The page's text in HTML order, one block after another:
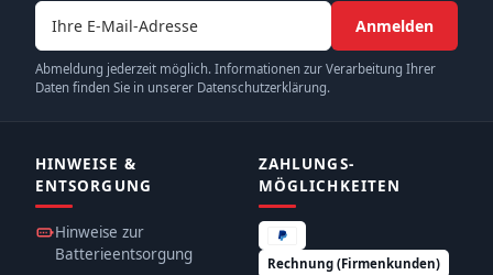
E-Mail-Adresse
Anmelden
Abmeldung jederzeit möglich. Informationen zur Verarbeitung Ihrer
Daten finden Sie in unserer Datenschutzerklärung.
HINWEISE &
ENTSORGUNG
Hinweise zur
Batterieentsorgung
ZAHLUNGS­
MÖGLICHKEITEN
Rechnung (Firmenkunden)